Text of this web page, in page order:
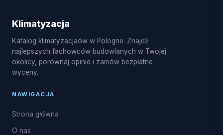
naprawy układu freonowego oraz uzupełnianie
czynnika R32.
Klimatyzacja
Katalog klimatyzacjaów w Pologne. Znajdź
najlepszych fachowców budowlanych w Twojej
okolicy, porównaj opinie i zamów bezpłatne
wyceny.
NAWIGACJA
Strona główna
O nas